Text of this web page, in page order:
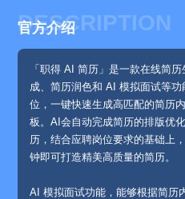
DESCRIPTION
官方介绍
「职得 AI 简历」是一款在线简
成、简历润色和 AI 模拟面试等
位，一键快速生成高匹配的简历
板。AI会自动完成简历的排版优
历，结合应聘岗位要求的基础上
钟即可打造精美高质量的简历。
AI 模拟面试功能，能够根据简历